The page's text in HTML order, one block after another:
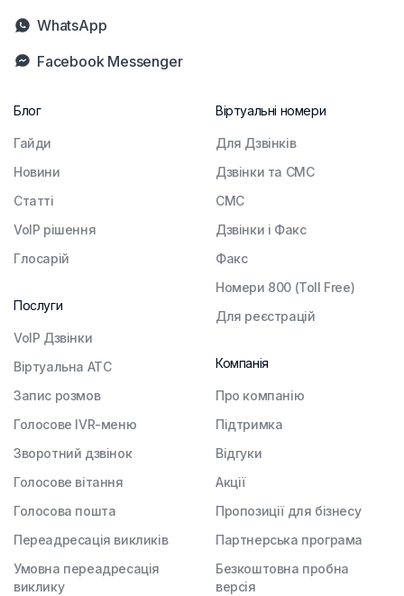
Facebook Messenger
WhatsApp
Блог
Гайди
Новини
Статті
VoIP рішення
Глосарій
Послуги
VoIP Дзвінки
Віртуальна АТС
Запис розмов
Голосове IVR-меню
Зворотний дзвінок
Голосове вітання
Голосова пошта
Переадресація викликів
Умовна переадресація
виклику
Віртуальні номери
Для Дзвінків
Дзвінки та СМС
СМС
Дзвінки і Факс
Факс
Номери 800 (Toll Free)
Для реєстрацій
Компанія
Про компанію
Підтримка
Відгуки
Акції
Пропозиції для бізнесу
Партнерська програма
Безкоштовна пробна
версія